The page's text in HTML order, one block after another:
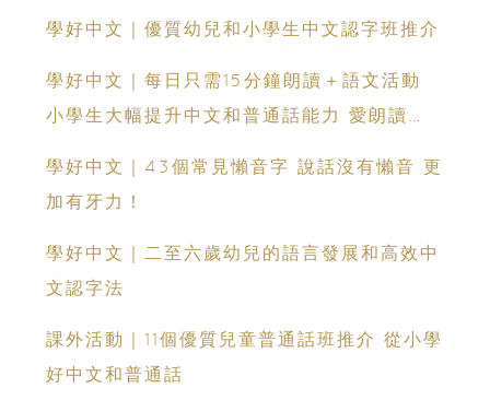
學好中文｜優質幼兒和小學生中文認字班推介
學好中文｜每日只需15分鐘朗讀＋語文活動
小學生大幅提升中文和普通話能力 愛朗讀
學好中文｜43個常見懶音字 說話沒有懶音 更
加有牙力！
學好中文｜二至六歲幼兒的語言發展和高效中
文認字法
課外活動｜11個優質兒童普通話班推介 從小學
好中文和普通話